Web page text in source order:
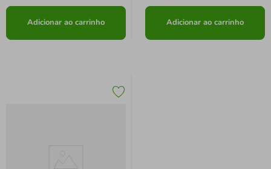
Adicionar ao carrinho Adicionar ao carrinho